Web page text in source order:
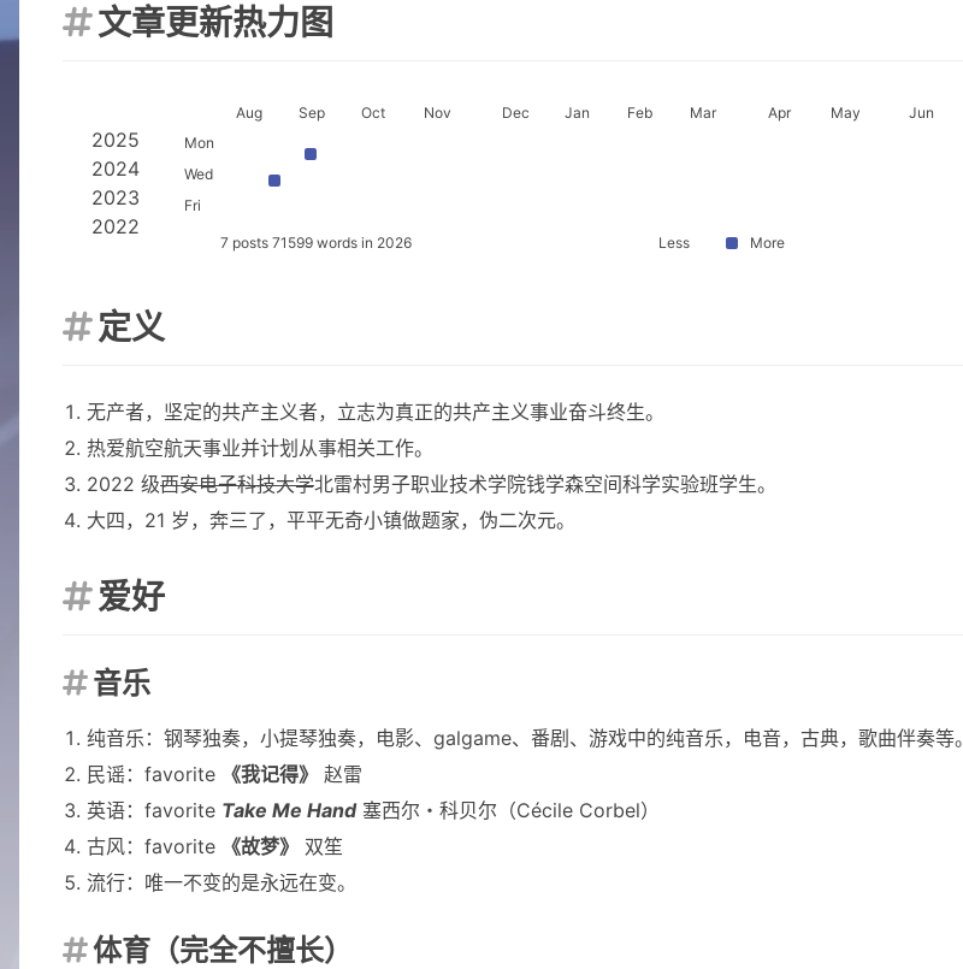
文章更新热力图
2025
2024
2023
2022
Mon
Wed
Fri
Less More
Aug Sep Oct Nov Dec Jan Feb Mar Apr May Jun
7 posts 71599 words in 2026
定义
无产者，坚定的共产主义者，立志为真正的共产主义事业奋斗终生。
热爱航空航天事业并计划从事相关工作。
2022 级西安电子科技大学北雷村男子职业技术学院钱学森空间科学实验班学生。
大四，21 岁，奔三了，平平无奇小镇做题家，伪二次元。
 爱好
音乐
纯音乐：钢琴独奏，小提琴独奏，电影、galgame、番剧、游戏中的纯音乐，电音，古典，歌曲伴奏等。
民谣：favorite
《我记得》
赵雷
英语：favorite Take Me Hand塞西尔・科贝尔（Cécile Corbel）
古风：favorite
《故梦》
双笙
流行：唯一不变的是永远在变。
体育（完全不擅长）